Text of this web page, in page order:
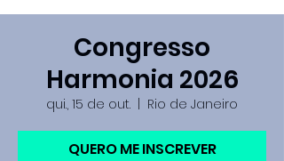
Congresso
Harmonia 2026
qui., 15 de out. Rio de Janeiro
QUERO ME INSCREVER